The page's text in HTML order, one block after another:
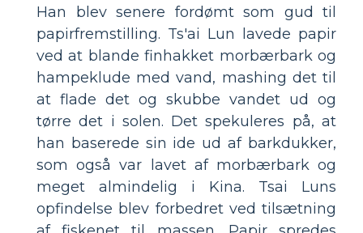
Han blev senere fordømt som gud til
papirfremstilling. Ts'ai Lun lavede papir
ved at blande finhakket morbærbark og
hampeklude med vand, mashing det til
at flade det og skubbe vandet ud og
tørre det i solen. Det spekuleres på, at
han baserede sin ide ud af barkdukker,
som også var lavet af morbærbark og
meget almindelig i Kina. Tsai Luns
opfindelse blev forbedret ved tilsætning